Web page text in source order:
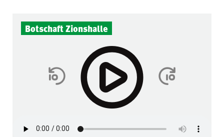
Botschaft Zionshalle